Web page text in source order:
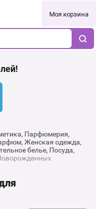
Моя корзина
Парфюмерия,
Женская одежда,
белье, Посуда,